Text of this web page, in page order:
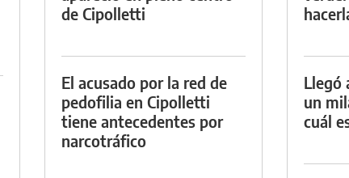
de Cipolletti
El acusado por la red de
pedofilia en Cipolletti
tiene antecedentes por
narcotráfico
Llegó
un
cuál